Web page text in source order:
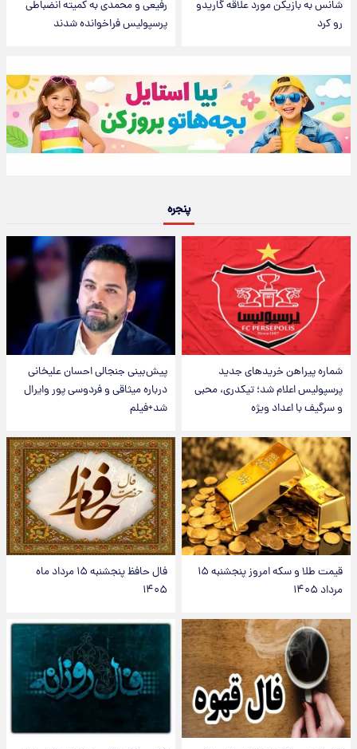
شانس به بازیکن مورد علاقه گاریدو
رو کرد
رفیعی و محمدی به کمیته انضباطی
پرسپولیس فراخوانده شدند
پنجره
شماره پیراهن خریدهای جدید
پرسپولیس اعلام شد؛ تیکدری، محبی
و سرگیف با اعداد ویژه
پیش‌بینی جنجالی احسان علیخانی
درباره میثاقی و فردوسی پور وایرال
شد+فیلم
قیمت طلا و سکه امروز پنجشنبه ۱۵
مرداد ۱۴۰۵
فال حافظ پنجشنبه ۱۵ مرداد ماه
۱۴۰۵